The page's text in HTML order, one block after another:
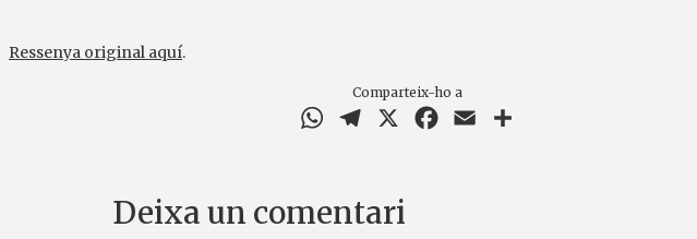
Ressenya original aquí.
Comparteix-ho a
WhatsAppTelegram Facebook
Email
Deixa un comentari